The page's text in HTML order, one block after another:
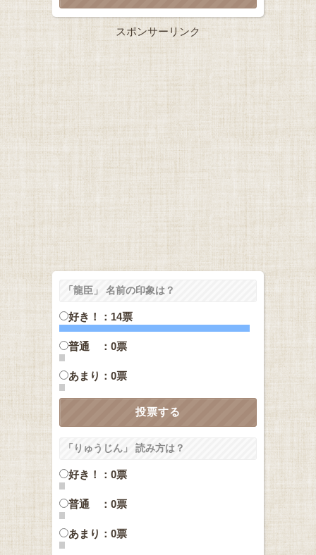
スポンサーリンク
「龍臣」 名前の印象は？
好き！：14票
普通 ：0票
あまり：0票
「りゅうじん」 読み方は？
好き！：0票
普通 ：0票
あまり：0票